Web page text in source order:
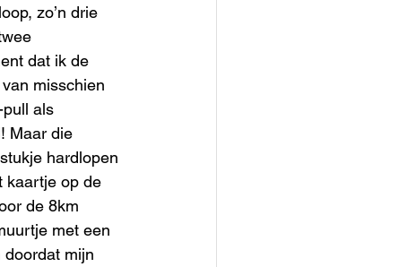
zo’n drie
dat ik de
misschien
als
Maar die
hardlopen
kaartje op de
de 8km
met een
mijn